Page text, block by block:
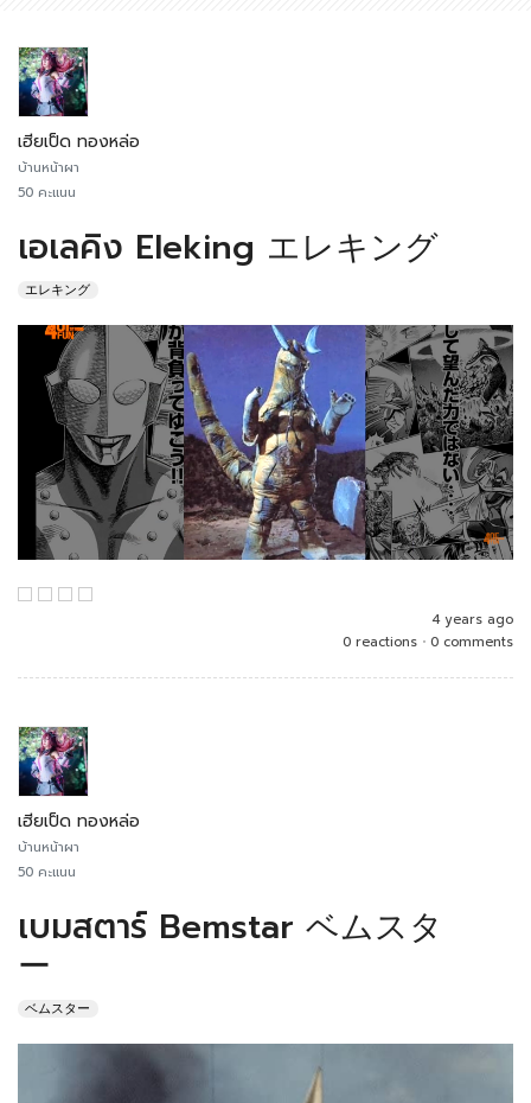
เฮียเป็ด ทองหล่อ
บ้านหน้าผา
50 คะแนน
เอเลคิง Eleking エレキング
エレキング
4 years ago
0 reactions • 0 comments
เฮียเป็ด ทองหล่อ
บ้านหน้าผา
50 คะแนน
เบมสตาร์ Bemstar ベムスタ
ー
ベムスター